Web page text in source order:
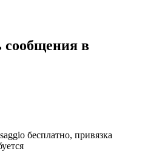
сообщения в
бесплатно, привязка